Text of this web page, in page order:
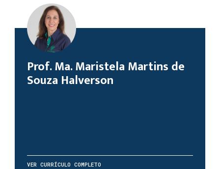
Prof. Ma. Maristela Martins de
Souza Halverson
VER CURRÍCULO COMPLETO